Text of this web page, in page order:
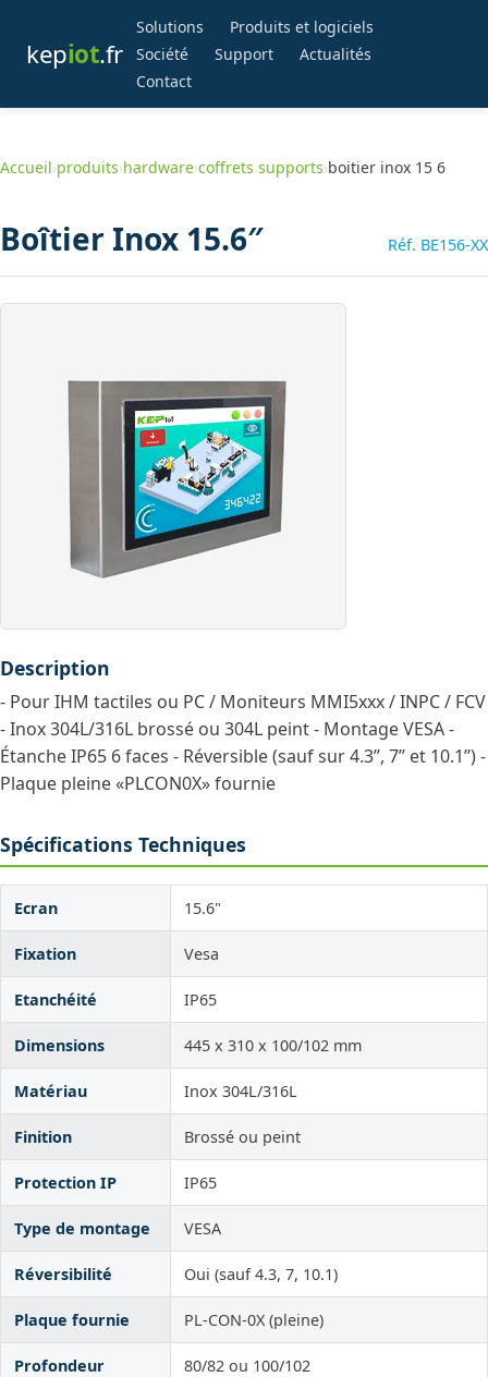
kepiot.fr
Solutions
Produits et logiciels
Société
Support
Actualités
Contact
Accueil›produits›hardware›coffrets supports›boitier inox 15 6
Boîtier Inox 15.6″ Réf. BE156-XX
Description
- Pour IHM tactiles ou PC / Moniteurs MMI5xxx / INPC / FCV
- Inox 304L/316L brossé ou 304L peint - Montage VESA -
Étanche IP65 6 faces - Réversible (sauf sur 4.3’’, 7’’ et 10.1’’) -
Plaque pleine «PLCON0X» fournie
Spécifications Techniques
Ecran 15.6"
Fixation Vesa
Etanchéité IP65
Dimensions 445 x 310 x 100/102 mm
Matériau Inox 304L/316L
Finition Brossé ou peint
Protection IP IP65
Type de montage VESA
Réversibilité Oui (sauf 4.3, 7, 10.1)
Plaque fournie PL-CON-0X (pleine)
Profondeur
80/82 ou 100/102